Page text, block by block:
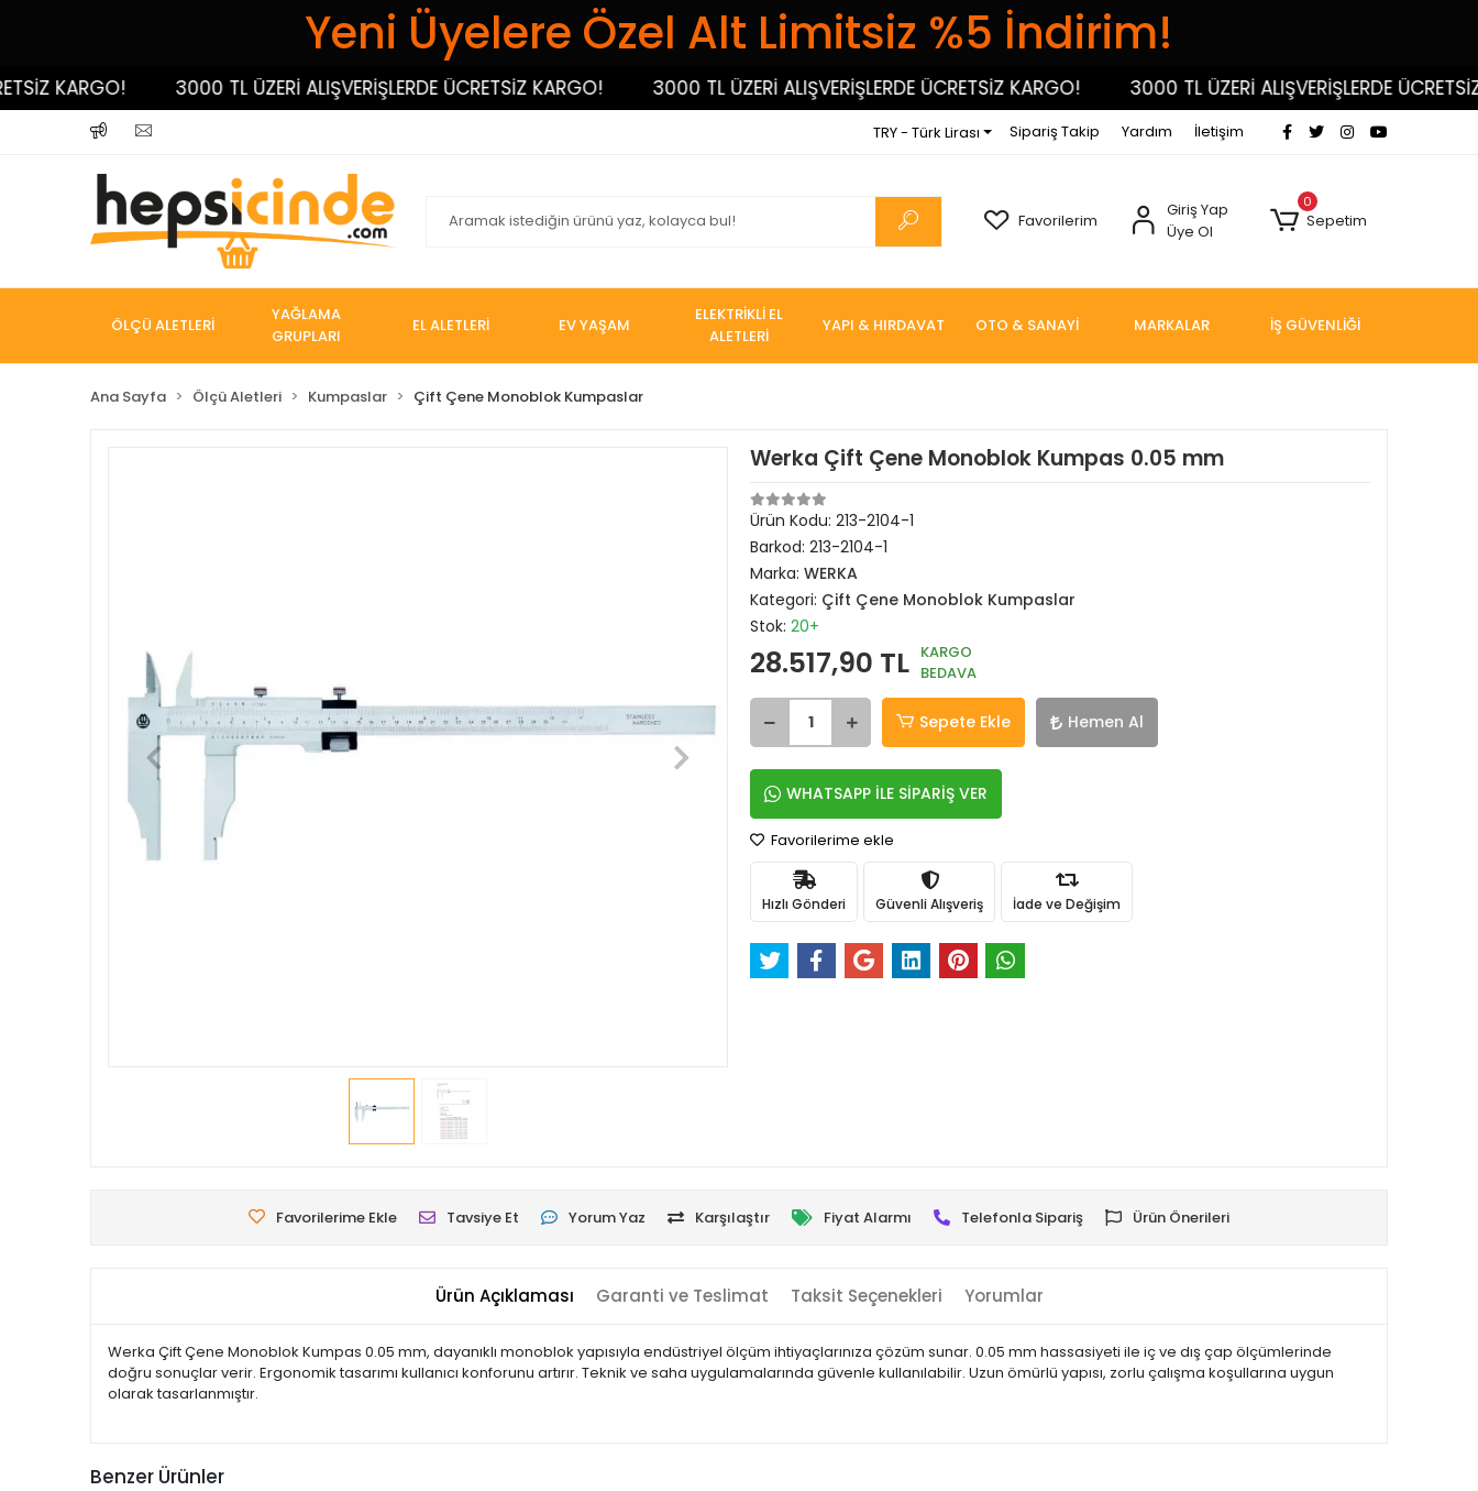
Yeni Üyelere Özel Alt Limitsiz %5 İndirim!
KARGO! 3000 TL ÜZERİ ALIŞVERİŞLERDE ÜCRETSİZ KARGO! 3000 TL ÜZERİ ALIŞVERİŞLERDE ÜCRETSİZ KARGO! 3000 TL ÜZERİ ALIŞVERİŞLERDE ÜCRETSİZ
TRY - Türk Lirası Sipariş Takip Yardım İletişim
Favorilerim
Giriş Yap
Üye Ol
0
Sepetim
ÖLÇÜ ALETLERİ
YAĞLAMA
GRUPLARI
EL ALETLERİ EV YAŞAM
ELEKTRİKLİ EL
ALETLERİ
YAPI & HIRDAVAT OTO & SANAYİ MARKALAR İŞ GÜVENLİĞİ
Ana Sayfa Ölçü Aletleri Kumpaslar Çift Çene Monoblok Kumpaslar
Werka Çift Çene Monoblok Kumpas 0.05 mm
Ürün Kodu: 213-2104-1
Barkod: 213-2104-1
Marka: WERKA
Kategori: Çift Çene Monoblok Kumpaslar
Stok: 20+
28.517,90 TL KARGO
BEDAVA
Sepete Ekle Hemen Al
WHATSAPP İLE SİPARİŞ VER
Favorilerime ekle
Hızlı Gönderi Güvenli Alışveriş İade ve Değişim
Favorilerime Ekle Tavsiye Et Yorum Yaz Karşılaştır Fiyat Alarmı Telefonla Sipariş Ürün Önerileri
Ürün Açıklaması Garanti ve Teslimat Taksit Seçenekleri Yorumlar
Werka Çift Çene Monoblok Kumpas 0.05 mm, dayanıklı monoblok yapısıyla endüstriyel ölçüm ihtiyaçlarınıza çözüm sunar. 0.05 mm hassasiyeti ile iç ve dış çap ölçümlerinde
doğru sonuçlar verir. Ergonomik tasarımı kullanıcı konforunu artırır. Teknik ve saha uygulamalarında güvenle kullanılabilir. Uzun ömürlü yapısı, zorlu çalışma koşullarına uygun
olarak tasarlanmıştır.
Benzer Ürünler